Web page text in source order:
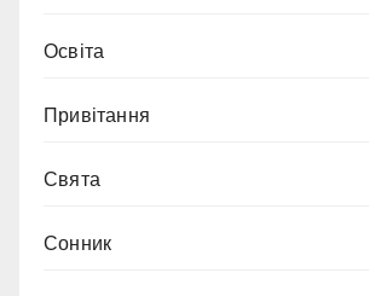
Освіта
Привітання
Свята
Сонник